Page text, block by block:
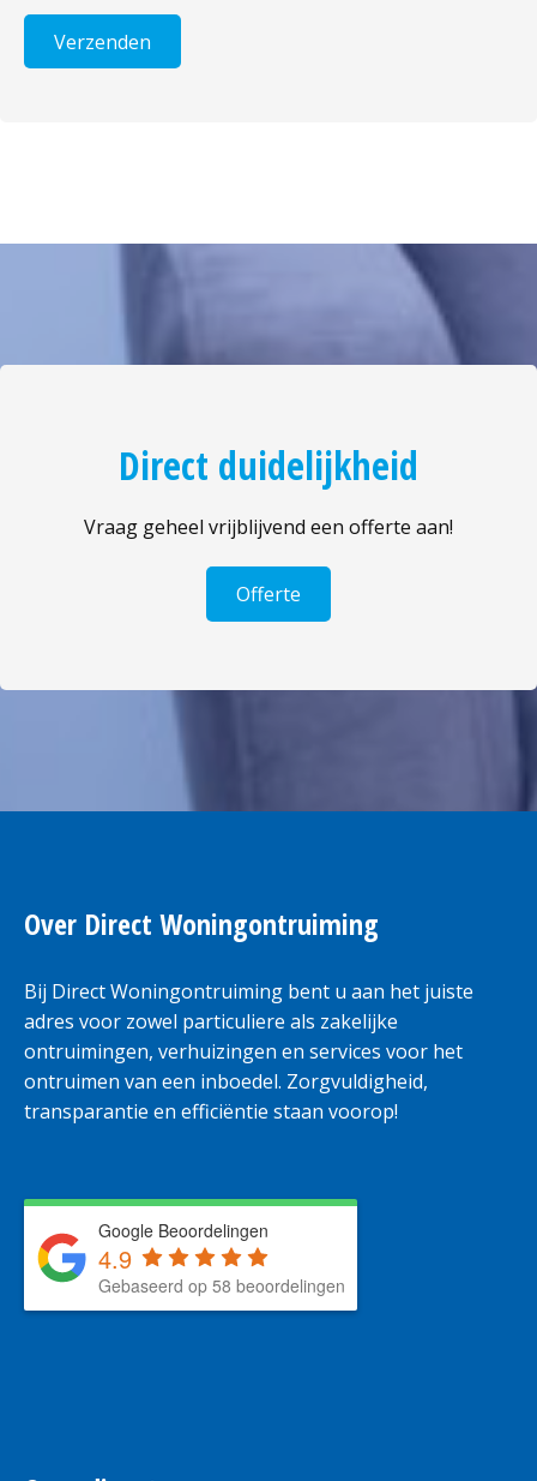
Direct duidelijkheid
Vraag geheel vrijblijvend een offerte aan!
Offerte
Over Direct Woningontruiming
Bij Direct Woningontruiming bent u aan het juiste
adres voor zowel particuliere als zakelijke
ontruimingen, verhuizingen en services voor het
ontruimen van een inboedel. Zorgvuldigheid,
transparantie en efficiëntie staan voorop!
Google Beoordelingen
4.9
Gebaseerd op 58 beoordelingen